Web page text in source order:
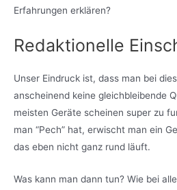
Erfahrungen erklären?
Redaktionelle
Unser Eindruck ist, dass man bei
anscheinend keine gleichbleibende
meisten Geräte scheinen super zu
man “Pech” hat, erwischt man ein
das eben nicht ganz rund läuft.
Was kann man dann tun? Wie bei